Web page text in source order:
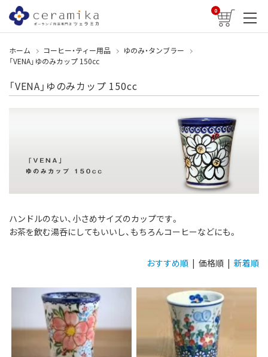
0
ホーム コーヒー・ティー用品
ゆのみ・タンブラー
「VENA」ゆのみカップ 150cc
「VENA」ゆのみカップ 150cc
ハンドルのない、小さめサイズのカップです。
お茶を飲む湯呑にしてもいいし、もちろんコーヒーなどにも。
おすすめ順 | 価格順 | 新着順